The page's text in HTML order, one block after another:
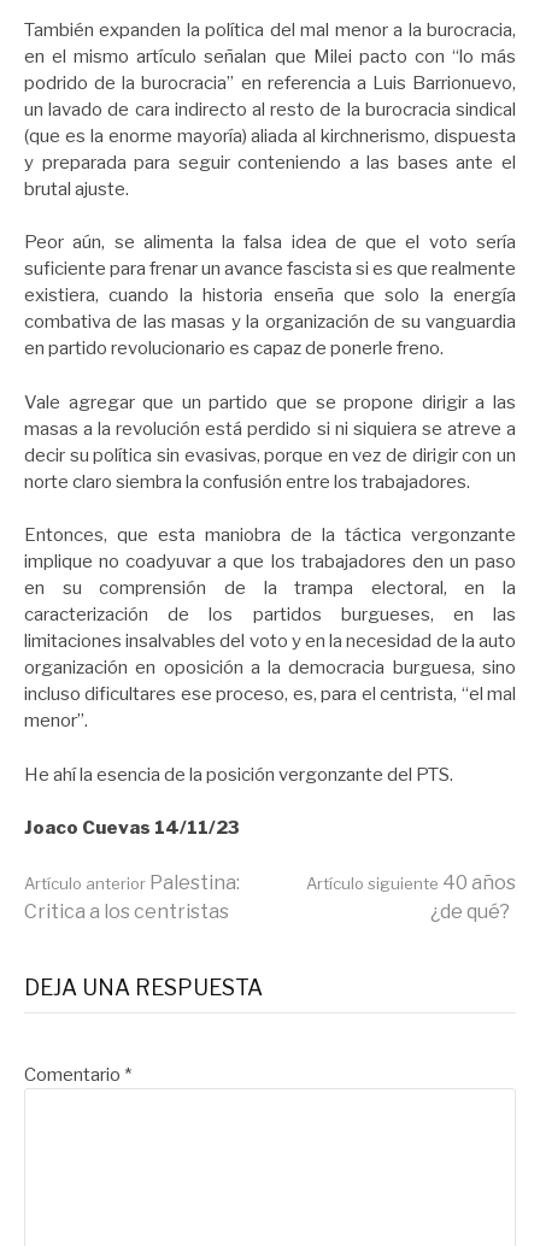
También expanden la política del mal menor a la burocracia,
en el mismo artículo señalan que Milei pacto con “lo más
podrido de la burocracia” en referencia a Luis Barrionuevo,
un lavado de cara indirecto al resto de la burocracia sindical
(que es la enorme mayoría) aliada al kirchnerismo, dispuesta
y preparada para seguir conteniendo a las bases ante el
brutal ajuste.
Peor aún, se alimenta la falsa idea de que el voto sería
suficiente para frenar un avance fascista si es que realmente
existiera, cuando la historia enseña que solo la energía
combativa de las masas y la organización de su vanguardia
en partido revolucionario es capaz de ponerle freno.
Vale agregar que un partido que se propone dirigir a las
masas a la revolución está perdido si ni siquiera se atreve a
decir su política sin evasivas, porque en vez de dirigir con un
norte claro siembra la confusión entre los trabajadores.
Entonces, que esta maniobra de la táctica vergonzante
implique no coadyuvar a que los trabajadores den un paso
en su comprensión de la trampa electoral, en la
caracterización de los partidos burgueses, en las
limitaciones insalvables del voto y en la necesidad de la auto
organización en oposición a la democracia burguesa, sino
incluso dificultares ese proceso, es, para el centrista, “el mal
menor”.
He ahí la esencia de la posición vergonzante del PTS.
Joaco Cuevas 14/11/23
Seguir
leyendo
Artículo anterior Palestina:
Critica a los centristas
Artículo siguiente 40 años
¿de qué?
DEJA UNA RESPUESTA
Comentario *